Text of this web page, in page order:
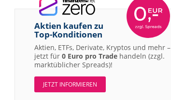
Aktien kaufen zu
Top-Konditionen
Aktien, ETFs, Derivate, Kryptos und mehr –
jetzt für 0 Euro pro Trade handeln (zzgl.
marktüblicher Spreads)!
JETZT INFORMIEREN